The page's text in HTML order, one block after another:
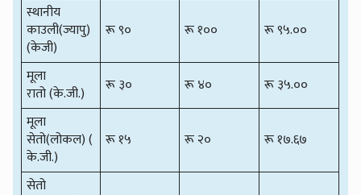
स्थानीय
काउली(ज्यापु)
(केजी)
रू ९० रू १०० रू ९५.००
मूला
रातो (के.जी.)
रू ३० रू ४०
रू ३५.००
मूला
सेतो(लोकल) (
के.जी.)
रू १५ रू २० रू १७.६७
सेतो